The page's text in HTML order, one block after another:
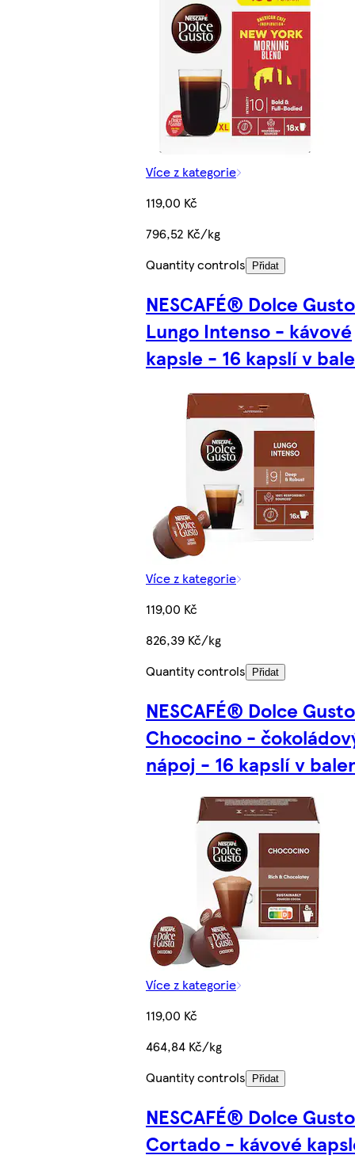
Více z kategorie
119,00 Kč
796,52 Kč/kg
Quantity controls
Přidat
NESCAFÉ® Dolce
Lungo Intenso - kávové
kapsle - 16 kapslí v
Více z kategorie
119,00 Kč
826,39 Kč/kg
Quantity controls
Přidat
NESCAFÉ® Dolce
Chococino -
nápoj - 16 kapslí v
Více z kategorie
119,00 Kč
464,84 Kč/kg
Quantity controls
Přidat
NESCAFÉ® Dolce
Cortado - kávové